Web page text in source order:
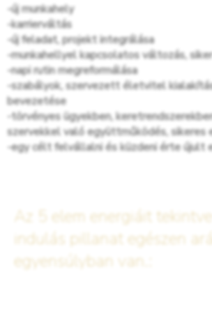
-új munkahely
-karrierváltás
-új feladat, projekt integrálása
-munkahellyel kapcsolatos változás, siker
-napi rutin megreformálása
-szabályok, szervezett életvitel
bevezetése
-törvényes ügyekben,
szervekkel való együttműködés, sikeres
-egy célt felvállalni és küzdeni érte újult
Az 5 elem energiáit
indulás pillanat egészen
egyensúlyban van.: